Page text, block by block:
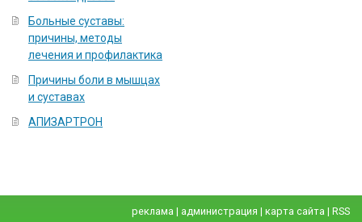
Больные суставы:
причины, методы
лечения и профилактика
Причины боли в мышцах
и суставах
АПИЗАРТРОН
реклама | администрация | карта сайта | RSS